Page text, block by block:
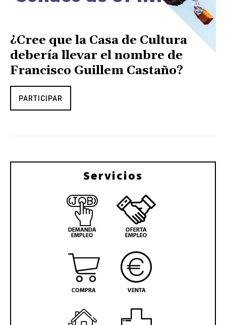
¿Cree que la Casa de Cultura
debería llevar el nombre de
Francisco Guillem Castaño?
PARTICIPAR
Servicios